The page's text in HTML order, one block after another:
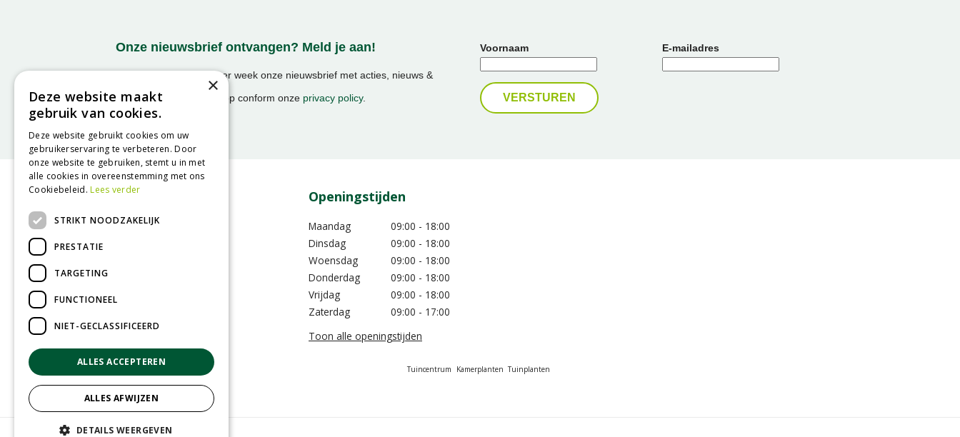
Onze nieuwsbrief ontvangen? Meld je aan!
Ontvang ongeveer 1x per week onze nieuwsbrief met acties, nieuws &
We slaan uw gegevens op conform onze privacy policy.
Voornaam E-mailadres
Contact
GroenRijk Assen
Openingstijden
Maandag
09:00 - 18:00
Dinsdag
09:00 - 18:00
Woensdag
09:00 - 18:00
Donderdag
09:00 - 18:00
Vrijdag
09:00 - 18:00
Zaterdag
09:00 - 17:00
Toon alle openingstijden
Tuincentrum Kamerplanten Tuinplanten
×
Deze website maakt
gebruik van cookies.
Deze website gebruikt cookies om uw
gebruikerservaring te verbeteren. Door
onze website te gebruiken, stemt u in met
alle cookies in overeenstemming met ons
Cookiebeleid.Lees verder
STRIKT NOODZAKELIJK
PRESTATIE
TARGETING
FUNCTIONEEL
NIET-GECLASSIFICEERD
ALLES ACCEPTEREN
ALLES AFWIJZEN
DETAILS WEERGEVEN